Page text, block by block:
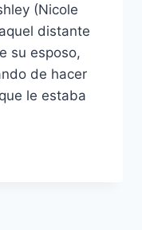
(Nicole
distante
su esposo,
de hacer
le estaba